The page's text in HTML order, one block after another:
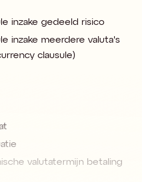
inzake gedeeld risico
inzake meerdere valuta's
clausule)
valutatermijn betaling